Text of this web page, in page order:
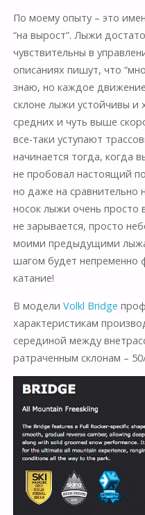
По моему опыту– это
“на вырост”. Лыжи
чувствительны в
описаниях пишут, что
знаю, но каждое
склоне лыжи устойчивы
средних и чуть выше
все-таки уступают
начинается тогда, когда
не пробовал настоящий
но даже на сравнительно
носок лыжи очень просто
не зарывается, просто
моими предыдущими
шагом будет непременно
катание!
В модели Volkl Bridge
характеристикам
серединой между
ратраченным склонам –